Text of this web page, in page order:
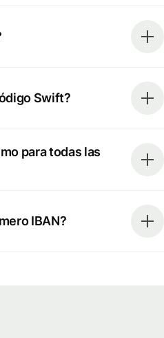
Swift?
para todas las
IBAN?